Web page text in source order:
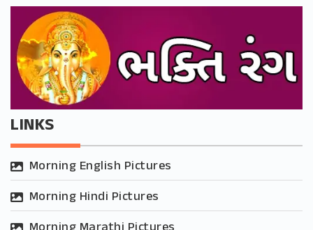
LINKS
Morning English Pictures
Morning Hindi Pictures